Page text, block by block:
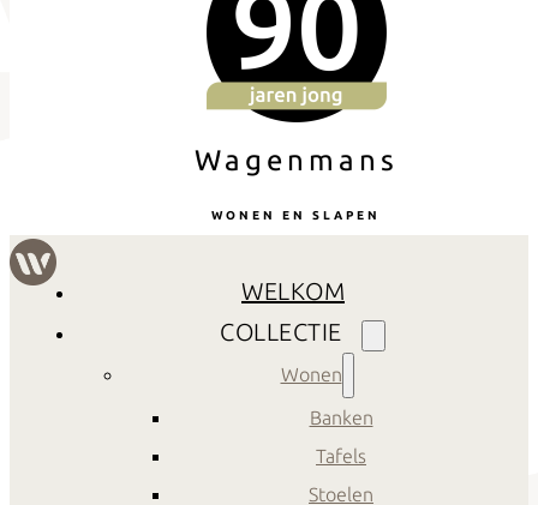
Wagenmans
WONEN EN SLAPEN
WELKOM
COLLECTIE
Wonen
Banken
Tafels
Stoelen